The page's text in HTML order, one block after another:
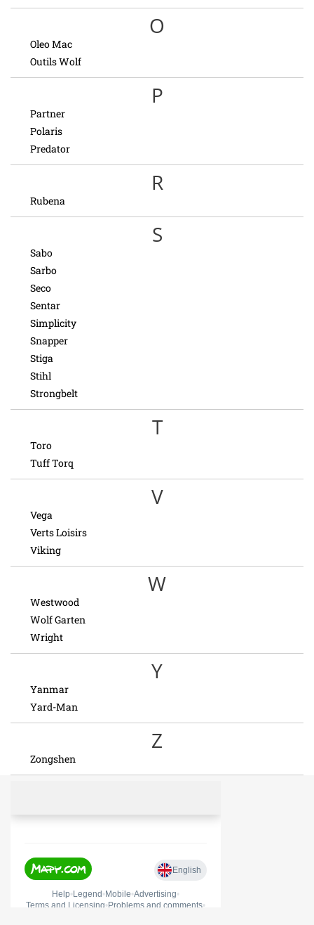
O
Oleo Mac
Outils Wolf
P
Partner
Polaris
Predator
R
Rubena
S
Sabo
Sarbo
Seco
Sentar
Simplicity
Snapper
Stiga
Stihl
Strongbelt
T
Toro
Tuff Torq
V
Vega
Verts Loisirs
Viking
W
Westwood
Wolf Garten
Wright
Y
Yanmar
Yard-Man
Z
Zongshen